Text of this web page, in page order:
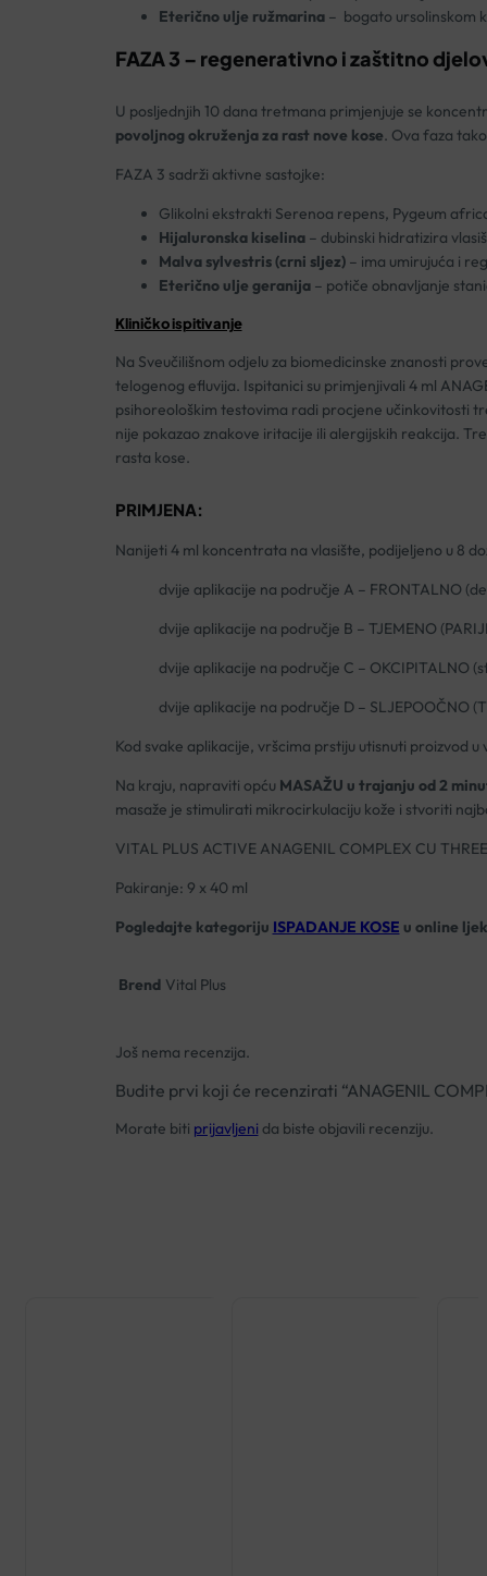
Eterično ulje ružmarina– bogato ursolinskom
FAZA 3 – regenerativno izaštitno
U posljednjih 10 dana tretmana primjenjuje se
povoljnog okruženja za rast nove kose. Ova faza
FAZA 3 sadrži aktivne sastojke:
Glikolni ekstrakti Serenoa repens, Pygeum
Hijaluronska kiselina– dubinski hidratizira
Malva sylvestris (crni sljez)– ima umirujuća i
Eterično ulje geranija– potiče obnavljanje
Kliničko ispitivanje
Na Sveučilišnom odjelu za biomedicinske znanosti
telogenog efluvija. Ispitanici su primjenjivali 4 ml
psihoreološkim testovima radi procjene učinkovitosti
nije pokazao znakove iritacije ili alergijskih reakcija.
rasta kose.
PRIMJENA:
Nanijeti 4 ml koncentrata na vlasište, podijeljeno u 8
dvije aplikacije na područje A – FRONTALNO
dvije aplikacije na područje B – TJEMENO
dvije aplikacije na područje C – OKCIPITALNO
dvije aplikacije na područje D – SLJEPOOČNO
Kod svake aplikacije, vršcima prstiju utisnuti proizvod
Na kraju, napraviti opću MASAŽU u trajanju od 2
masaže je stimulirati mikrocirkulaciju kože i stvoriti
VITAL PLUS ACTIVE ANAGENIL COMPLEX CU
Pakiranje: 9 x 40 ml
Pogledajte kategoriju ISPADANJE KOSE u online
Brend Vital Plus
Još nema recenzija.
Budite prvi koji će recenzirati “ANAGENIL
Morate biti prijavljeni da biste objavili recenziju.